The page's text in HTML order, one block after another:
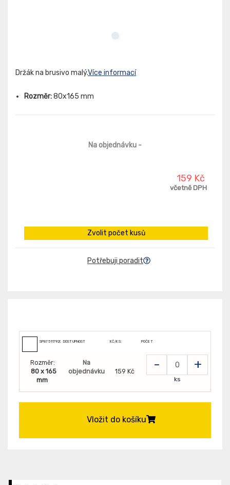
Držák na brusivo malý.Více informací
Rozměr:80x165 mm
Na objednávku -
159 Kč
včetně DPH
Zvolit počet kusů
Potřebuji poradit
SP8751179200DOSTUPNOST KČ/KS: POČET
Rozměr:
80 x 165
mm
Na
objednávku
159 Kč - +
ks
Vložit do košíku